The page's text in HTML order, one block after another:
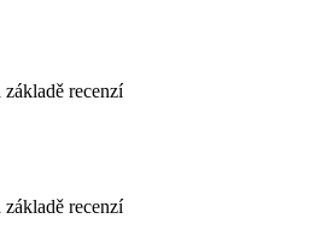
základě recenzí
základě recenzí